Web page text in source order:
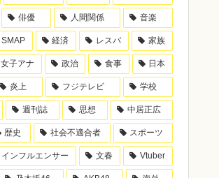
俳優 人間関係 音楽
SMAP 経済 レスバ 家族
女子アナ 政治 食事 日本
炎上 フジテレビ 学校
週刊誌 思想 中居正広
歴史 社会不適合者 スポーツ
インフルエンサー 文春 Vtuber